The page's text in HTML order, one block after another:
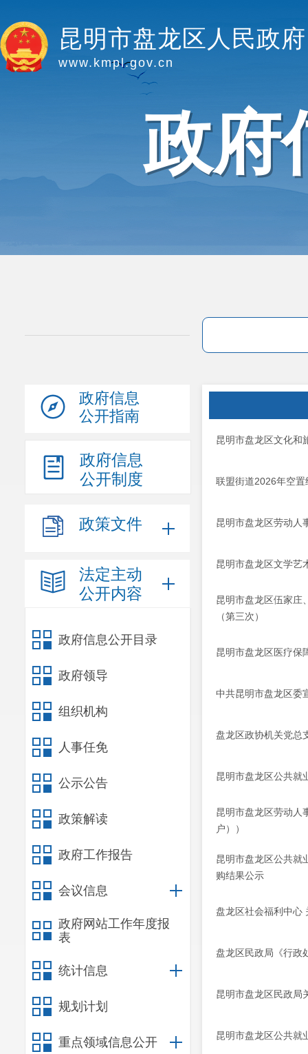
昆明市盘龙区人民政府
www.kmpl.gov.cn
政府
政府信息
公开指南
政府信息
公开制度
政策文件
法定主动
公开内容
政府信息公开目录
政府领导
组织机构
人事任免
公示公告
政策解读
政府工作报告
会议信息
政府网站工作年度报
表
统计信息
规划计划
重点领域信息公开
昆明市盘龙区文化和
联盟街道2026年空
昆明市盘龙区劳动人
昆明市盘龙区文学艺
昆明市盘龙区伍家庄
（第三次）
昆明市盘龙区医疗保
中共昆明市盘龙区委
盘龙区政协机关党总
昆明市盘龙区公共就
昆明市盘龙区劳动人
户））
昆明市盘龙区公共就
购结果公示
盘龙区社会福利中心
盘龙区民政局《行政
昆明市盘龙区民政局
昆明市盘龙区公共就